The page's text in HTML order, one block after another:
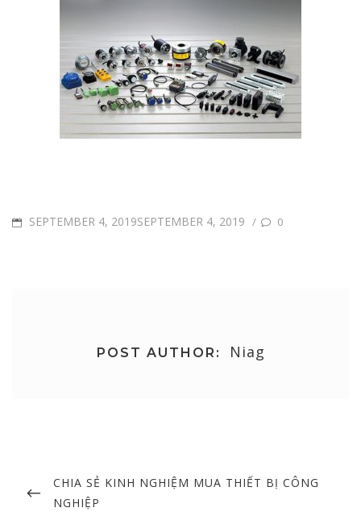
POSTEDSEPTEMBER 4, 2019SEPTEMBER 4, 2019 / 0
POST AUTHOR: Niag
navigation
PREVIOUS
POST
CHIA SẺ KINH NGHIỆM MUA THIẾT BỊ CÔNG
NGHIỆP